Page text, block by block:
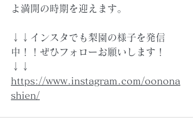
よ満開の時期を迎えます。
↓↓インスタでも梨園の様子を発信
中！！ぜひフォローお願いします！
↓↓
https://www.instagram.com/oonona
shien/